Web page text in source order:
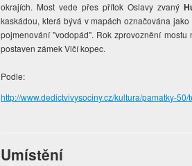
okrajích. Most vede přes přítok Oslavy zvaný
kaskádou, která bývá v mapách označována
pojmenování "vodopád". Rok zprovoznění
postaven zámek Vlčí kopec.
Podle:
http://www.dedictvivysociny.cz/kultura/pamatky-
Umístění